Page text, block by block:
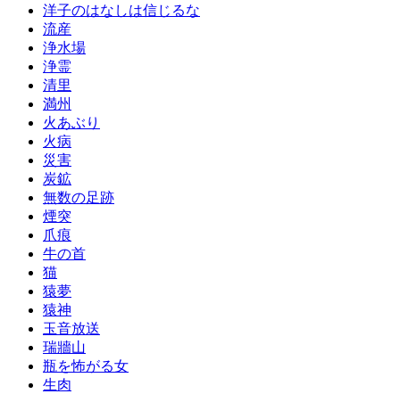
洋子のはなしは信じるな
流産
浄水場
浄霊
清里
満州
火あぶり
火病
災害
炭鉱
無数の足跡
煙突
爪痕
牛の首
猫
猿夢
猿神
玉音放送
瑞牆山
瓶を怖がる女
生肉